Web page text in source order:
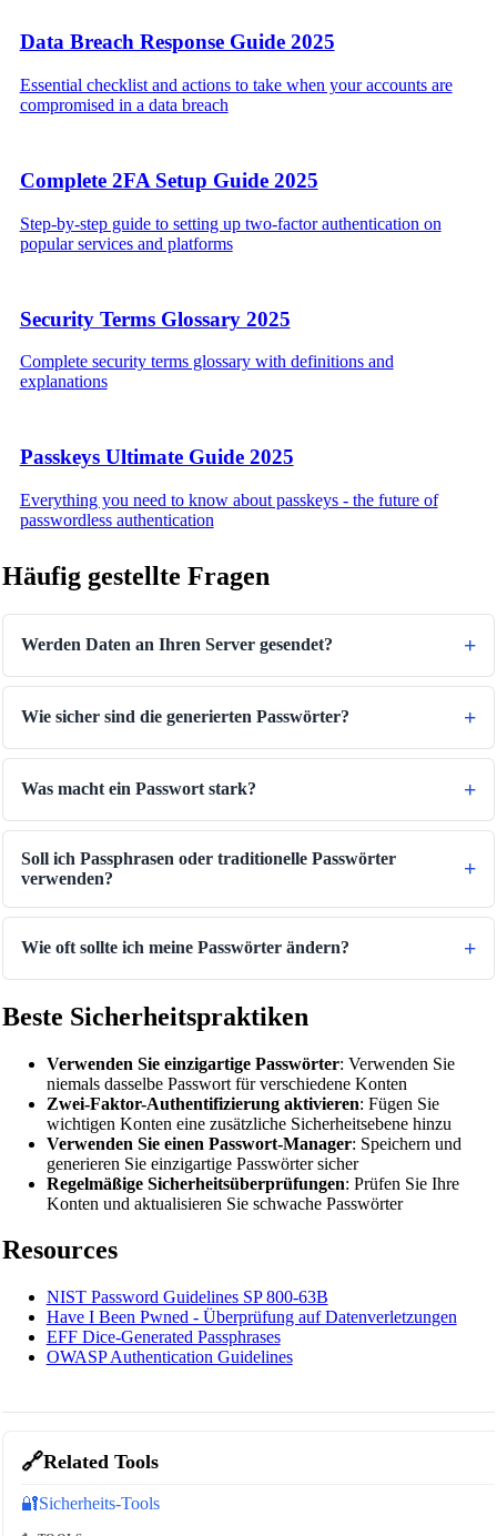
🔗Related Tools
🔐Sicherheits-Tools
Data Breach Response Guide 2025
Essential checklist and actions to take when your accounts are
compromised in a data breach
Complete 2FA Setup Guide 2025
Step-by-step guide to setting up two-factor authentication on
popular services and platforms
Security Terms Glossary 2025
Complete security terms glossary with definitions and
explanations
Passkeys Ultimate Guide 2025
Everything you need to know about passkeys - the future of
passwordless authentication
Häufig gestellte Fragen
Werden Daten an Ihren Server gesendet?
Wie sicher sind die generierten Passwörter?
Was macht ein Passwort stark?
Soll ich Passphrasen oder traditionelle Passwörter
verwenden?
Wie oft sollte ich meine Passwörter ändern?
Beste Sicherheitspraktiken
Verwenden Sie einzigartige Passwörter: Verwenden Sie
niemals dasselbe Passwort für verschiedene Konten
Zwei-Faktor-Authentifizierung aktivieren: Fügen Sie
wichtigen Konten eine zusätzliche Sicherheitsebene hinzu
Verwenden Sie einen Passwort-Manager: Speichern und
generieren Sie einzigartige Passwörter sicher
Regelmäßige Sicherheitsüberprüfungen: Prüfen Sie Ihre
Konten und aktualisieren Sie schwache Passwörter
Resources
NIST Password Guidelines SP 800-63B
Have I Been Pwned - Überprüfung auf Datenverletzungen
EFF Dice-Generated Passphrases
OWASP Authentication Guidelines